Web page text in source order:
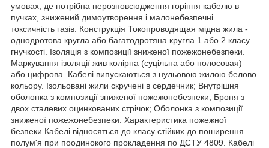
умовах, де потрібна нерозповсюдження горіння кабелю в
пучках, знижений димоутворення і малонебезпечні
токсичність газів. Конструкція Токопроводящая мідна жила -
однодротова кругла або багатодротяна кругла 1 або 2 класу
гнучкості. Ізоляція з композиції зниженої пожежонебезпеки.
Маркування ізоляції жив колірна (суцільна або полосовая)
або цифрова. Кабелі випускаються з нульовою жилою белово
кольору. Ізольовані жили скручені в сердечник; Внутрішня
оболонка з композиції зниженої пожежонебезпеки; Броня з
двох сталевих оцинкованих стрічок; Оболонка з композиції
зниженої пожежонебезпеки. Характеристика пожежної
безпеки Кабелі відносяться до класу стійких до поширення
полум'я при поодинокого прокладення по ДСТУ 4809. Кабелі